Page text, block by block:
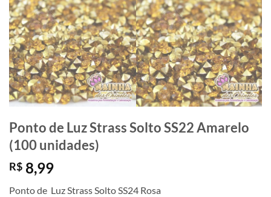
Ponto de Luz Strass Solto SS22 Amarelo
(100 unidades)
R$ 8,99
Ponto de Luz Strass Solto SS24 Rosa